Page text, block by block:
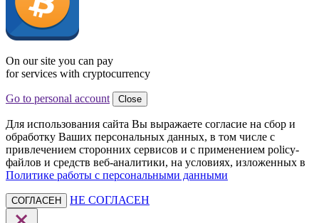
On our site you can pay
for services with cryptocurrency
Go to personal account Close
Для использования сайта Вы выражаете согласие на сбор и
обработку Ваших персональных данных, в том числе с
привлечением сторонних сервисов и с применением policy-
файлов и средств веб-аналитики, на условиях, изложенных в
Политике работы с персональными данными
СОГЛАСЕН НЕ СОГЛАСЕН